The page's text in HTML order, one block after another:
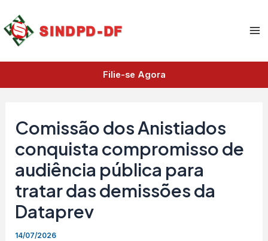
para
Filie-se Agora
Comissão dos Anistiados
conquista compromisso de
audiência pública para
tratar das demissões da
Dataprev
14/07/2026
r
q
u
v
s